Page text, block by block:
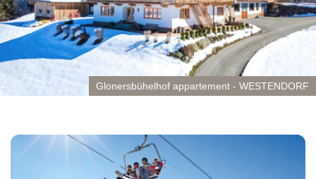
Glonersbühelhof appartement - WESTENDORF